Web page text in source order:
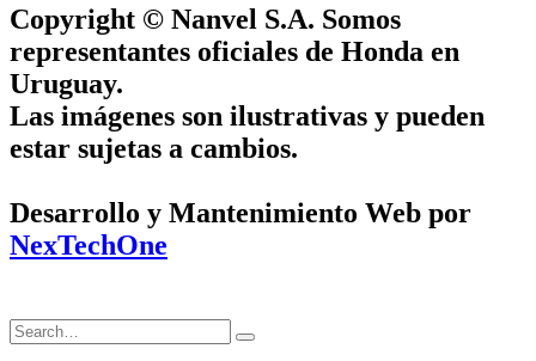
Copyright © Nanvel S.A. Somos
representantes oficiales de Honda en
Uruguay.
Las imágenes son ilustrativas y pueden
estar sujetas a cambios.
Desarrollo y Mantenimiento Web por
NexTechOne